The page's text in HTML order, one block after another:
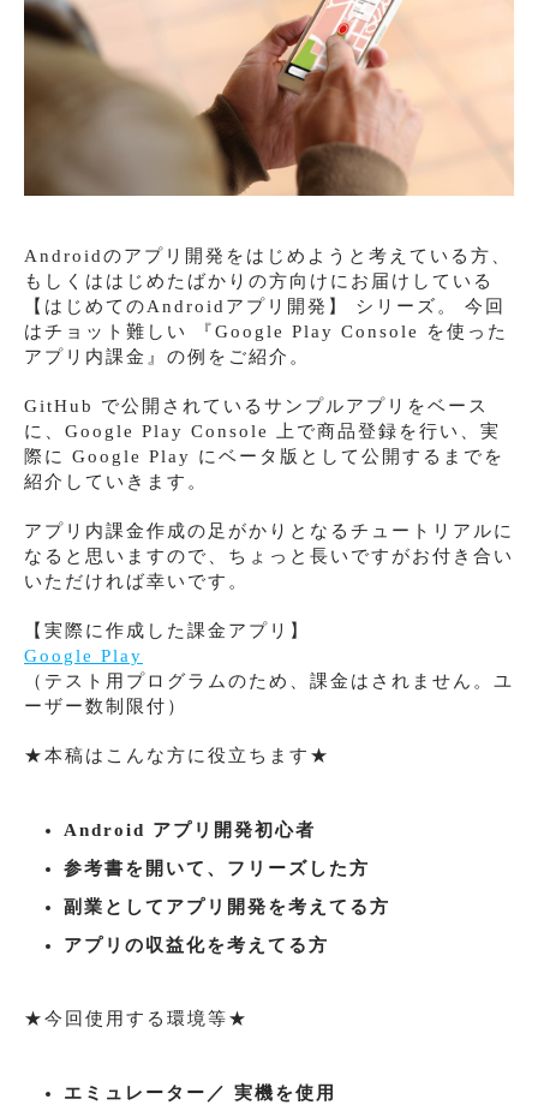
Androidのアプリ開発をはじめようと考えている方、
もしくははじめたばかりの方向けにお届けしている
【はじめてのAndroidアプリ開発】 シリーズ。 今回
はチョット難しい 『Google Play Console を使った
アプリ内課金』の例をご紹介。
GitHub で公開されているサンプルアプリをベース
に、Google Play Console 上で商品登録を行い、実
際に Google Play にベータ版として公開するまでを
紹介していきます。
アプリ内課金作成の足がかりとなるチュートリアルに
なると思いますので、ちょっと長いですがお付き合い
いただければ幸いです。
【実際に作成した課金アプリ】
Google Play
（テスト用プログラムのため、課金はされません。ユ
ーザー数制限付）
★本稿はこんな方に役立ちます★
Android アプリ開発初心者
参考書を開いて、フリーズした方
副業としてアプリ開発を考えてる方
アプリの収益化を考えてる方
★今回使用する環境等★
エミュレーター／ 実機を使用